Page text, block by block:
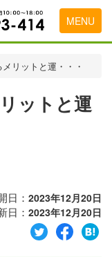
MENU
リットと運・・・
ットと運
日： 2023年12月20日
日： 2023年12月20日